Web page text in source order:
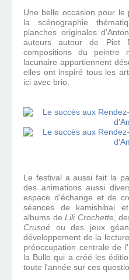
Une belle occasion pour
la scénographie
planches originales
auteurs autour de Piet
compositions du peintre
lacunaire appartiennent
elles ont inspiré tous les
ici avec brio.
Le festival a aussi fait la
des animations aussi
espace d'échange et de
séances de kamishibai
albums deLili Crochette,
Crusoé ou des jeux
développement de la
préoccupation centrale de
la Bulle qui a créé les
toute l'année sur ces